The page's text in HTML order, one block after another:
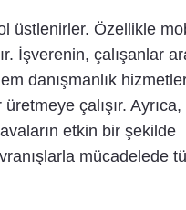
üstlenirler. Özellikle
İşverenin, çalışanlar
danışmanlık
çalışır. Ayrıca,
etkin bir şekilde
mücadelede